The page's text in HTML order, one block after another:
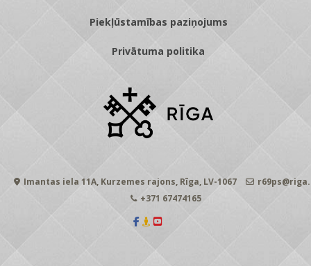
Piekļūstamības paziņojums
Privātuma politika
Imantas iela 11A, Kurzemes rajons, Rīga, LV-1067
+371 67474165